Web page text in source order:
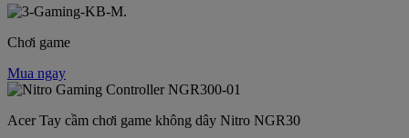
Chơi game
Mua ngay
Acer Tay cầm chơi game không dây Nitro NGR30